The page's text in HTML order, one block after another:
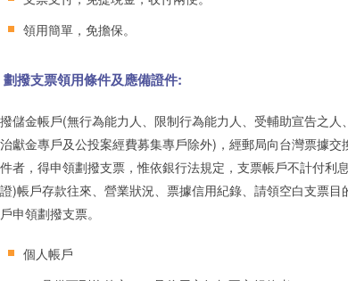
領用簡單，免擔保。
劃撥支票領用條件及應備證件:
儲金帳戶(無行為能力人、限制行為能力人、受輔助宣告之人
獻金專戶及公投案經費募集專戶除外)，經郵局向台灣票據
者，得申領劃撥支票，惟依銀行法規定，支票帳戶不計付利
)帳戶存款往來、營業狀況、票據信用紀錄、請領空白支票
申領劃撥支票。
個人帳戶